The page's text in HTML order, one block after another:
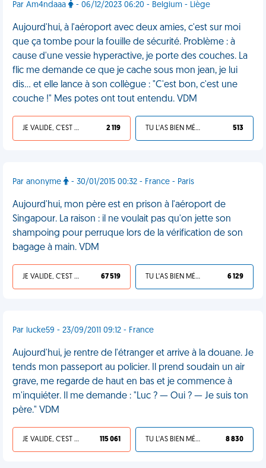
Par Am4ndaaa - 06/12/2023 06:20 - Belgium - Liège
Aujourd'hui, à l'aéroport avec deux amies, c'est sur moi
que ça tombe pour la fouille de sécurité. Problème : à
cause d'une vessie hyperactive, je porte des couches. La
flic me demande ce que je cache sous mon jean, je lui
dis… et elle lance à son collègue : "C'est bon, c'est une
couche !" Mes potes ont tout entendu. VDM
JE VALIDE, C'EST UNE VDM 2 119 TU L'AS BIEN MÉRITÉ 513
Par anonyme - 30/01/2015 00:32 - France - Paris
Aujourd'hui, mon père est en prison à l'aéroport de
Singapour. La raison : il ne voulait pas qu'on jette son
shampoing pour perruque lors de la vérification de son
bagage à main. VDM
JE VALIDE, C'EST UNE VDM 67 519 TU L'AS BIEN MÉRITÉ 6 129
Par lucke59 - 23/09/2011 09:12 - France
Aujourd'hui, je rentre de l'étranger et arrive à la douane. Je
tends mon passeport au policier. Il prend soudain un air
grave, me regarde de haut en bas et je commence à
m'inquiéter. Il me demande : "Luc ? — Oui ? — Je suis ton
père." VDM
JE VALIDE, C'EST UNE VDM 115 061 TU L'AS BIEN MÉRITÉ 8 830